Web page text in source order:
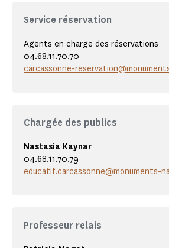
Service réservation
Agents en charge des réservations
04.68.11.70.70
carcassonne-
Chargée des publics
Nastasia Kaynar
04.68.11.70.79
educatif.carcassonne@monuments-
Professeur relais